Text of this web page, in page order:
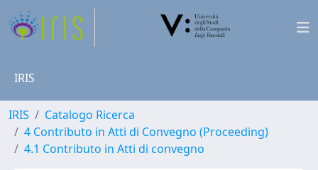
IRIS
IRIS
Catalogo Ricerca
4 Contributo in Atti di Convegno (Proceeding)
4.1 Contributo in Atti di convegno